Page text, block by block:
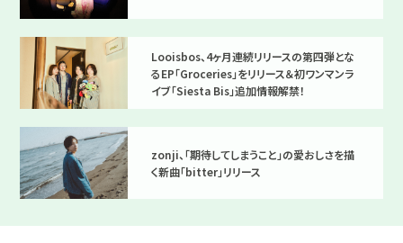
Looisbos、4ヶ月連続リリースの第四弾とな
るEP「Groceries」をリリース＆初ワンマンラ
イブ「Siesta Bis」追加情報解禁！
zonji、「期待してしまうこと」の愛おしさを描
く新曲「bitter」リリース